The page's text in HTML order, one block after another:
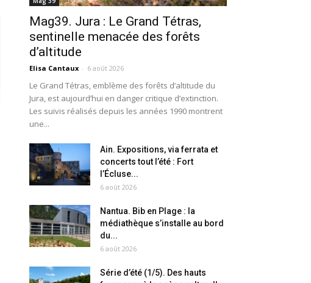
Mag39. Jura : Le Grand Tétras,
sentinelle menacée des forêts
d’altitude
Elisa Cantaux - 6 août 2026
Le Grand Tétras, emblème des forêts d’altitude du
Jura, est aujourd’hui en danger critique d’extinction.
Les suivis réalisés depuis les années 1990 montrent
une...
Ain. Expositions, via ferrata et
concerts tout l’été : Fort
l’Écluse...
6 août 2026
Nantua. Bib en Plage : la
médiathèque s’installe au bord
du...
6 août 2026
Série d’été (1/5). Des hauts